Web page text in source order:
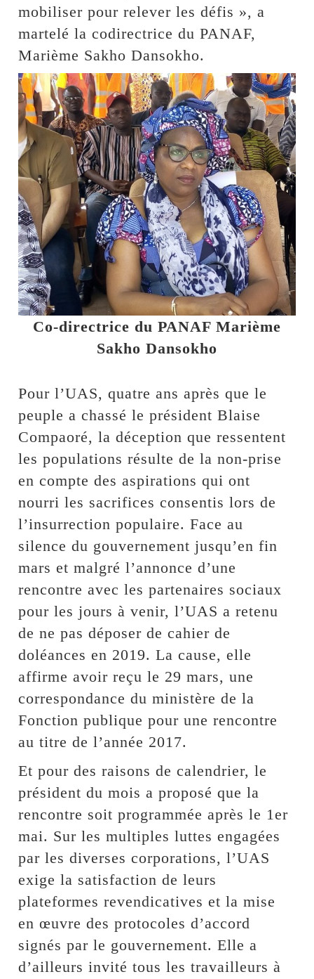
mobiliser pour relever les défis », a
martelé la codirectrice du PANAF,
Marième Sakho Dansokho.
Co-directrice du PANAF Marième
Sakho Dansokho
Pour l’UAS, quatre ans après que le
peuple a chassé le président Blaise
Compaoré, la déception que ressentent
les populations résulte de la non-prise
en compte des aspirations qui ont
nourri les sacrifices consentis lors de
l’insurrection populaire. Face au
silence du gouvernement jusqu’en fin
mars et malgré l’annonce d’une
rencontre avec les partenaires sociaux
pour les jours à venir, l’UAS a retenu
de ne pas déposer de cahier de
doléances en 2019. La cause, elle
affirme avoir reçu le 29 mars, une
correspondance du ministère de la
Fonction publique pour une rencontre
au titre de l’année 2017.
Et pour des raisons de calendrier, le
président du mois a proposé que la
rencontre soit programmée après le 1er
mai. Sur les multiples luttes engagées
par les diverses corporations, l’UAS
exige la satisfaction de leurs
plateformes revendicatives et la mise
en œuvre des protocoles d’accord
signés par le gouvernement. Elle a
d’ailleurs invité tous les travailleurs à